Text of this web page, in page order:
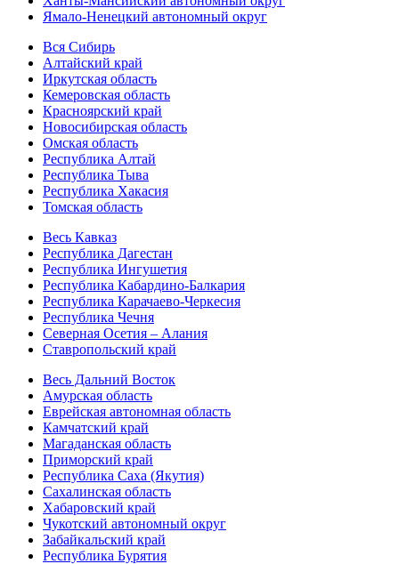
Ямало-Ненецкий автономный округ
Вся Сибирь
Алтайский край
Иркутская область
Кемеровская область
Красноярский край
Новосибирская область
Омская область
Республика Алтай
Республика Тыва
Республика Хакасия
Томская область
Весь Кавказ
Республика Дагестан
Республика Ингушетия
Республика Кабардино-Балкария
Республика Карачаево-Черкесия
Республика Чечня
Северная Осетия – Алания
Ставропольский край
Весь Дальний Восток
Амурская область
Еврейская автономная область
Камчатский край
Магаданская область
Приморский край
Республика Саха (Якутия)
Сахалинская область
Хабаровский край
Чукотский автономный округ
Забайкальский край
Республика Бурятия